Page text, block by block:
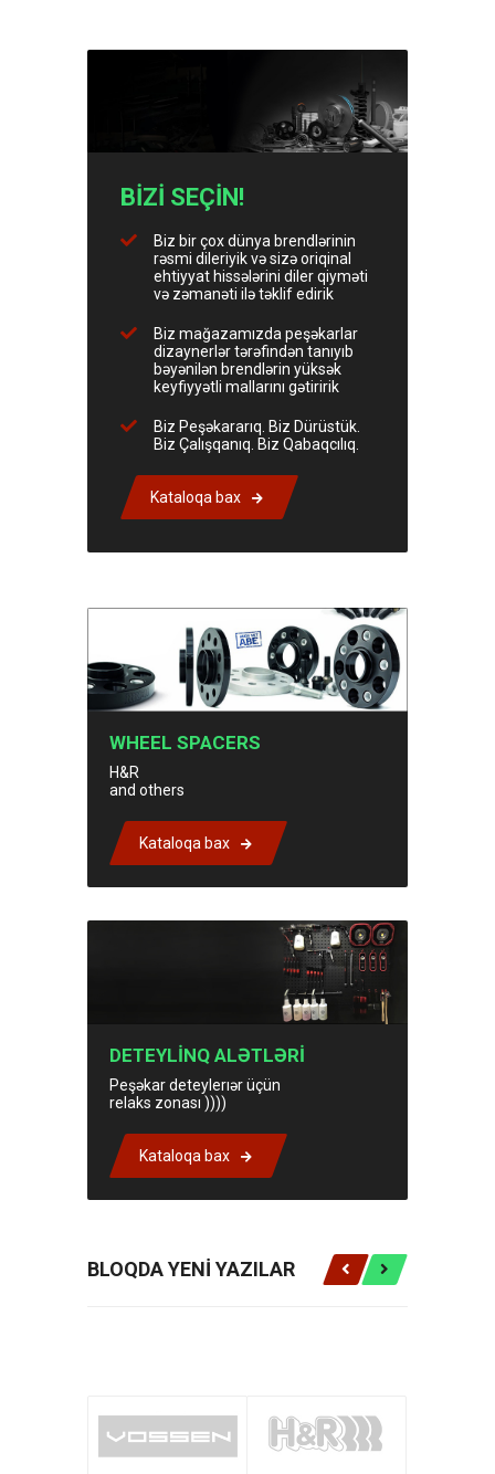
BİZİ SEÇİN!
Biz bir çox dünya brendlərinin
rəsmi dileriyik və sizə oriqinal
ehtiyyat hissələrini diler qiyməti
və zəmanəti ilə təklif edirik
Biz mağazamızda peşəkarlar
dizaynerlər tərəfindən tanıyıb
bəyənilən brendlərin yüksək
keyfiyyətli mallarını gətiririk
Biz Peşəkararıq. Biz Dürüstük.
Biz Çalışqanıq. Biz Qabaqcılıq.
Kataloqa bax
WHEEL SPACERS
H&R
and others
Kataloqa bax
DETEYLİNQ ALƏTLƏRİ
Peşəkar deteylerıər üçün
relaks zonası ))))
Kataloqa bax
BLOQDA YENİ YAZILAR